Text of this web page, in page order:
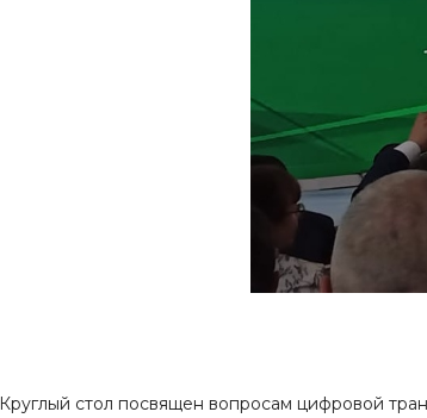
Круглый стол посвящен вопросам цифровой